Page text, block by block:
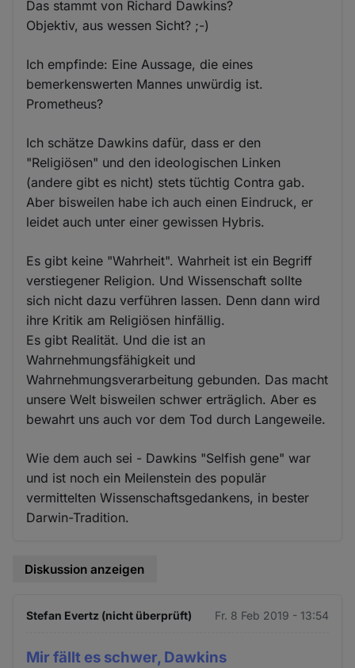
Das stammt von Richard Dawkins?
Objektiv, aus wessen Sicht? ;-)
Ich empfinde: Eine Aussage, die eines
bemerkenswerten Mannes unwürdig ist.
Prometheus?
Ich schätze Dawkins dafür, dass er den
"Religiösen" und den ideologischen Linken
(andere gibt es nicht) stets tüchtig Contra gab.
Aber bisweilen habe ich auch einen Eindruck, er
leidet auch unter einer gewissen Hybris.
Es gibt keine "Wahrheit". Wahrheit ist ein Begriff
verstiegener Religion. Und Wissenschaft sollte
sich nicht dazu verführen lassen. Denn dann wird
ihre Kritik am Religiösen hinfällig.
Es gibt Realität. Und die ist an
Wahrnehmungsfähigkeit und
Wahrnehmungsverarbeitung gebunden. Das macht
unsere Welt bisweilen schwer erträglich. Aber es
bewahrt uns auch vor dem Tod durch Langeweile.
Wie dem auch sei - Dawkins "Selfish gene" war
und ist noch ein Meilenstein des populär
vermittelten Wissenschaftsgedankens, in bester
Darwin-Tradition.
Diskussion anzeigen
Stefan Evertz (nicht überprüft) Fr. 8 Feb 2019 - 13:54
Mir fällt es schwer, Dawkins